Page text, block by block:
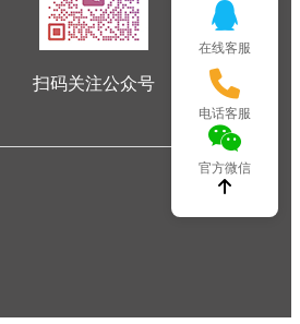
扫码关注公众号
在线客服
电话客服
官方微信